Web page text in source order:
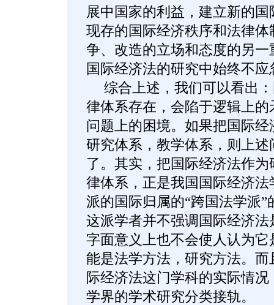
展中国家的利益，建立新的
现存的国际经济秩序和法律
争、改造的立场和态度的另
国际经济法的研究中始终不应
综合上述，我们可以看出：
律体系存在，会陷于逻辑上
问题上的困境。如果把国际
研究体系，教学体系，则上
了。其实，把国际经济法作
律体系，正是我国国际经济
派的国际归属的“跨国法学派
这派学者并不强调国际经济法
字面意义上也不会使人认为
能是法学方法，研究方法。
际经济法这门学科的实际情
学界的学术研究分类接轨。